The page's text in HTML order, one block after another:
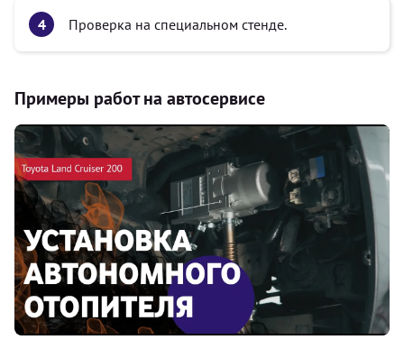
Проверка на специальном стенде.
Примеры работ на автосервисе